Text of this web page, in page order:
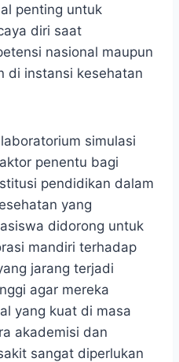
penting untuk
diri saat
nasional maupun
di instansi kesehatan
simulasi
penentu bagi
pendidikan dalam
yang
didorong untuk
mandiri terhadap
jarang terjadi
agar mereka
yang kuat di masa
akademisi dan
sangat diperlukan